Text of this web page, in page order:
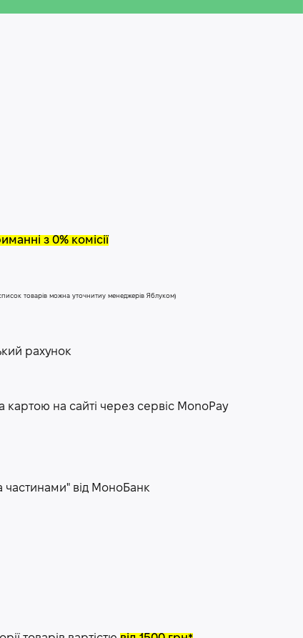
з 0% комісії
товарів можна уточнитиу менеджерів Яблуком)
рахунок
картою на сайті через сервіс МоnoPay
частинами" від МоноБанк